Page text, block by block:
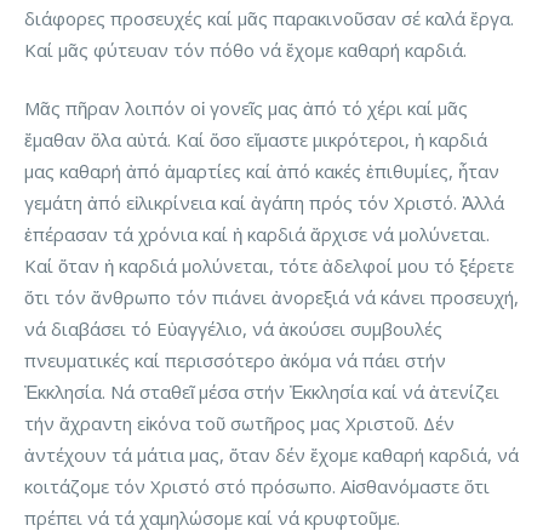
διάφορες προσευχές καί μᾶς παρακινοῦσαν σέ καλά ἔργα.
Καί μᾶς φύτευαν τόν πόθο νά ἔχομε καθαρή καρδιά.
Μᾶς πῆραν λοιπόν οἱ γονεῖς μας ἀπό τό χέρι καί μᾶς
ἔμαθαν ὅλα αὐτά. Καί ὅσο εἴμαστε μικρότεροι, ἡ καρδιά
μας καθαρή ἀπό ἁμαρτίες καί ἀπό κακές ἐπιθυμίες, ἦταν
γεμάτη ἀπό εἰλικρίνεια καί ἀγάπη πρός τόν Χριστό. Ἀλλά
ἐπέρασαν τά χρόνια καί ἡ καρδιά ἄρχισε νά μολύνεται.
Καί ὅταν ἡ καρδιά μολύνεται, τότε ἀδελφοί μου τό ξέρετε
ὅτι τόν ἄνθρωπο τόν πιάνει ἀνορεξιά νά κάνει προσευχή,
νά διαβάσει τό Εὐαγγέλιο, νά ἀκούσει συμβουλές
πνευματικές καί περισσότερο ἀκόμα νά πάει στήν
Ἐκκλησία. Νά σταθεῖ μέσα στήν Ἐκκλησία καί νά ἀτενίζει
τήν ἄχραντη εἰκόνα τοῦ σωτῆρος μας Χριστοῦ. Δέν
ἀντέχουν τά μάτια μας, ὅταν δέν ἔχομε καθαρή καρδιά, νά
κοιτάζομε τόν Χριστό στό πρόσωπο. Αἰσθανόμαστε ὅτι
πρέπει νά τά χαμηλώσομε καί νά κρυφτοῦμε.